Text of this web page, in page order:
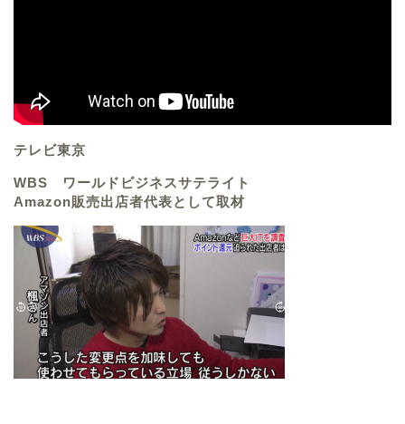
テレビ東京
WBS ワールドビジネスサテライト
Amazon販売出店者代表として取材